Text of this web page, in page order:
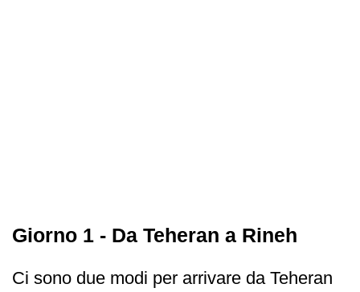
Giorno 1 - Da Teheran a Rineh
Ci sono due modi per arrivare da Teheran